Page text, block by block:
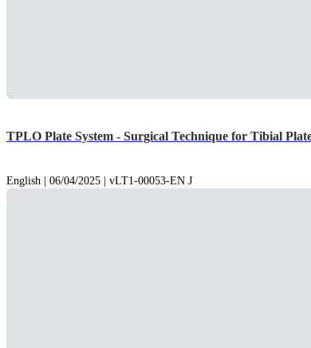
TPLO Plate System - Surgical Technique for Tibial
English | 06/04/2025 | vLT1-00053-EN J